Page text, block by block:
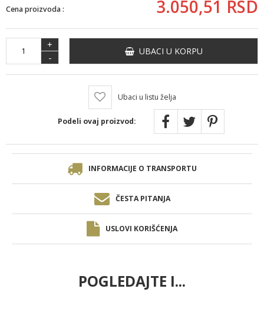
Cena proizvoda : 3.050,51 RSD
+
-
UBACI U KORPU
Ubaci u listu želja
Podeli ovaj proizvod:
INFORMACIJE O TRANSPORTU
ČESTA PITANJA
USLOVI KORIŠĆENJA
POGLEDAJTE I...